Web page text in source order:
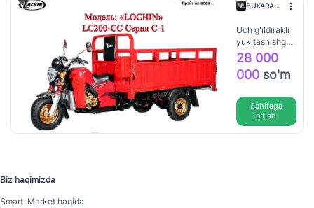
BUXARA
MOTO
MASULIYATI
CHEKLANGAN
JAMIYAT
Uch g'ildirakli
yuk tashishga
mo'ljallangan
motosikllar
28 000
000so'm
Sahifaga
o'tish
Biz haqimizda
Smart-Mаrket haqida